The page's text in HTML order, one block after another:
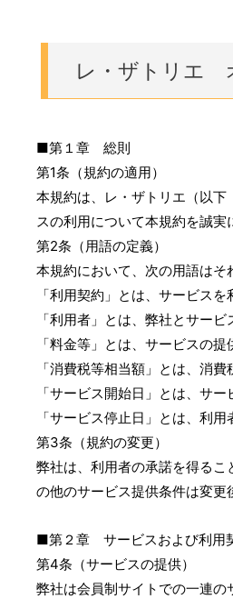
レ・ザトリエ
■第１章 総則
第1条（規約の適用）
本規約は、レ・ザトリエ（以
スの利用について本規約を誠実
第2条（用語の定義）
本規約において、次の用語はそ
「利用契約」とは、サービス
「利用者」とは、弊社とサー
「料金等」とは、サービスの
「消費税等相当額」とは、消
「サービス開始日」とは、サ
「サービス停止日」とは、利
第3条（規約の変更）
弊社は、利用者の承諾を得る
の他のサービス提供条件は変更
■第２章 サービスおよび利用
第4条（サービスの提供）
弊社は会員制サイトでの一連の